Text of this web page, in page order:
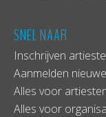
SNEL NAAR
Inschrijven
Aanmelden
Alles voor
Alles voor